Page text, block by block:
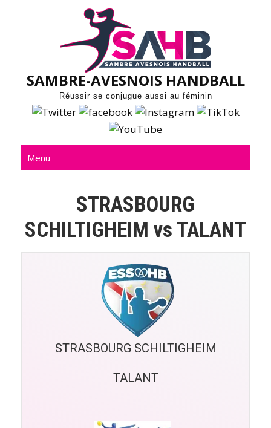
SAMBRE-AVESNOIS HANDBALL
Réussir se conjugue aussi au féminin
Menu
STRASBOURG
SCHILTIGHEIM vs TALANT
STRASBOURG SCHILTIGHEIM
TALANT